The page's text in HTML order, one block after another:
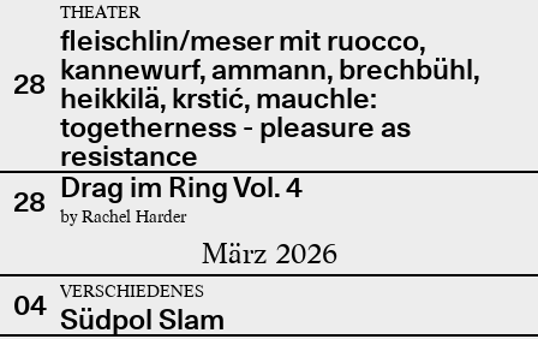
28
THEATER
fleischlin/meser mit ruocco,
kannewurf, ammann, brechbühl,
heikkilä, krstić, mauchle:
togetherness - pleasure as
resistance
28 Drag im Ring Vol. 4
by Rachel Harder
März 2026
04 VERSCHIEDENES
Südpol Slam